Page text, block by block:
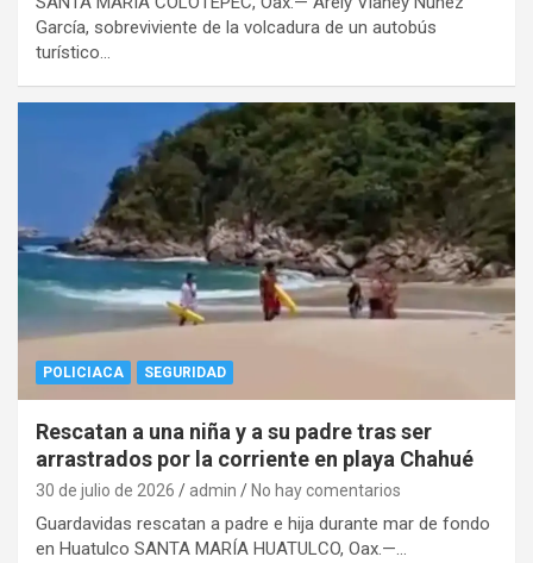
García, sobreviviente de la volcadura de un autobús
turístico…
POLICIACA SEGURIDAD
Rescatan a una niña y a su padre tras ser
arrastrados por la corriente en playa Chahué
30 de julio de 2026 admin No hay comentarios
Guardavidas rescatan a padre e hija durante mar de fondo
en Huatulco SANTA MARÍA HUATULCO, Oax.—…